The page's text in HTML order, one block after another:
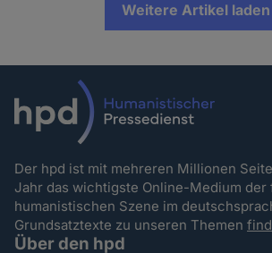
Weitere Artikel laden
Der hpd ist mit mehreren Millionen
Jahr das wichtigste Online-Medium
humanistischen Szene im
Grundsatztexte zu unseren Themen
Über den hpd